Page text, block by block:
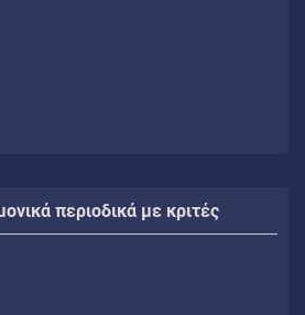
περιοδικά με κριτές